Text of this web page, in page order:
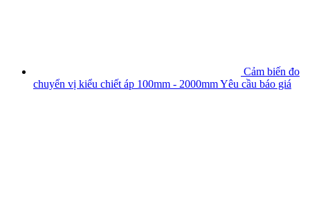
Cảm biến đo
chuyển vị kiểu chiết áp 100mm - 2000mmYêu cầu báo giá